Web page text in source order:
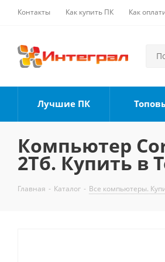
Контакты Как купить ПК Как
Лучшие ПК
Компьютер
2Тб. Купить в
Главная - Каталог - Все компьютеры.